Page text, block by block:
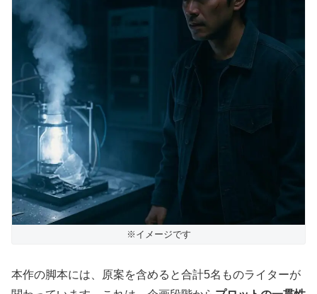
※イメージです
本作の脚本には、原案を含めると合計5名ものライターが